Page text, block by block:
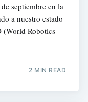
septiembre en la
a nuestro estado
(World Robotics
2 MIN READ